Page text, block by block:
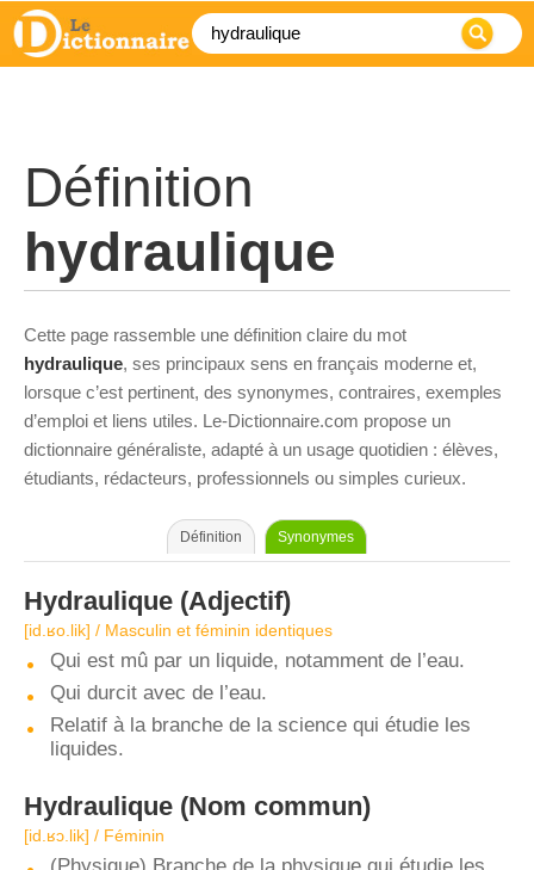
Définition
hydraulique
Cette page rassemble une définition claire du mot
hydraulique, ses principaux sens en français moderne et,
lorsque c’est pertinent, des synonymes, contraires, exemples
d’emploi et liens utiles. Le-Dictionnaire.com propose un
dictionnaire généraliste, adapté à un usage quotidien : élèves,
étudiants, rédacteurs, professionnels ou simples curieux.
Définition Synonymes
Hydraulique (Adjectif)
[id.ʁo.lik] / Masculin et féminin identiques
Qui est mû par un liquide, notamment de l’eau.
Qui durcit avec de l’eau.
Relatif à la branche de la science qui étudie les
liquides.
Hydraulique (Nom commun)
[id.ʁɔ.lik] / Féminin